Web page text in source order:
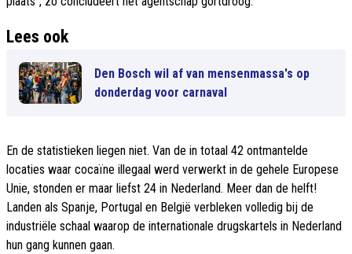
Lees ook
Den Bosch wil af van mensenmassa's op
donderdag voor carnaval
En de statistieken liegen niet. Van de in totaal 42 ontmantelde
locaties waar cocaïne illegaal werd verwerkt in de gehele Europese
Unie, stonden er maar liefst 24 in Nederland. Meer dan de helft!
Landen als Spanje, Portugal en België verbleken volledig bij de
industriële schaal waarop de internationale drugskartels in Nederland
hun gang kunnen gaan.